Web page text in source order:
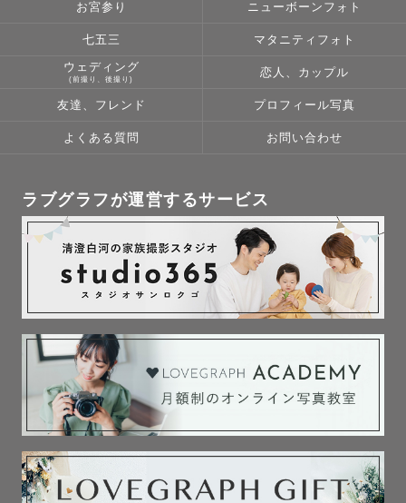
お宮参り ニューボーンフォト
七五三 マタニティフォト
ウェディング
(前撮り、後撮り)
恋人、カップル
友達、フレンド プロフィール写真
よくある質問 お問い合わせ
ラブグラフが運営するサービス